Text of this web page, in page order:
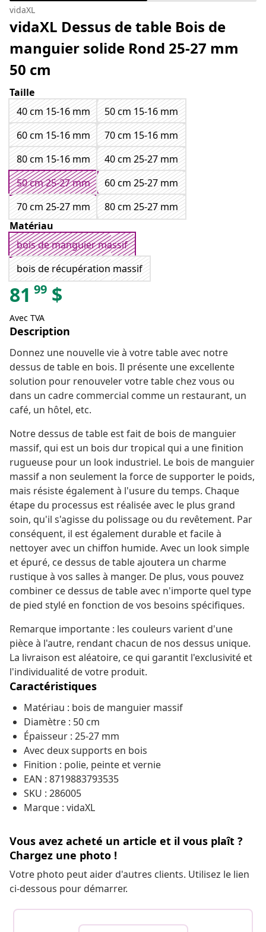
vidaXL
vidaXL Dessus de table Bois de
manguier solide Rond 25-27 mm
50 cm
Taille
40 cm 15-16 mm
50 cm 15-16 mm
60 cm 15-16 mm
70 cm 15-16 mm
80 cm 15-16 mm
40 cm 25-27 mm
50 cm 25-27 mm
60 cm 25-27 mm
70 cm 25-27 mm
80 cm 25-27 mm
Matériau
bois de manguier massif
bois de récupération massif
81 99 $
Avec TVA
Description
Donnez une nouvelle vie à votre table avec notre
dessus de table en bois. Il présente une excellente
solution pour renouveler votre table chez vous ou
dans un cadre commercial comme un restaurant, un
café, un hôtel, etc.
Notre dessus de table est fait de bois de manguier
massif, qui est un bois dur tropical qui a une finition
rugueuse pour un look industriel. Le bois de manguier
massif a non seulement la force de supporter le poids,
mais résiste également à l'usure du temps. Chaque
étape du processus est réalisée avec le plus grand
soin, qu'il s'agisse du polissage ou du revêtement. Par
conséquent, il est également durable et facile à
nettoyer avec un chiffon humide. Avec un look simple
et épuré, ce dessus de table ajoutera un charme
rustique à vos salles à manger. De plus, vous pouvez
combiner ce dessus de table avec n'importe quel type
de pied stylé en fonction de vos besoins spécifiques.
Remarque importante : les couleurs varient d'une
pièce à l'autre, rendant chacun de nos dessus unique.
La livraison est aléatoire, ce qui garantit l'exclusivité et
l'individualité de votre produit.
Caractéristiques
Matériau : bois de manguier massif
Diamètre : 50 cm
Épaisseur : 25-27 mm
Avec deux supports en bois
Finition : polie, peinte et vernie
EAN : 8719883793535
SKU : 286005
Marque : vidaXL
Vous avez acheté un article et il vous plaît ?
Chargez une photo !
Votre photo peut aider d'autres clients. Utilisez le lien
ci-dessous pour démarrer.